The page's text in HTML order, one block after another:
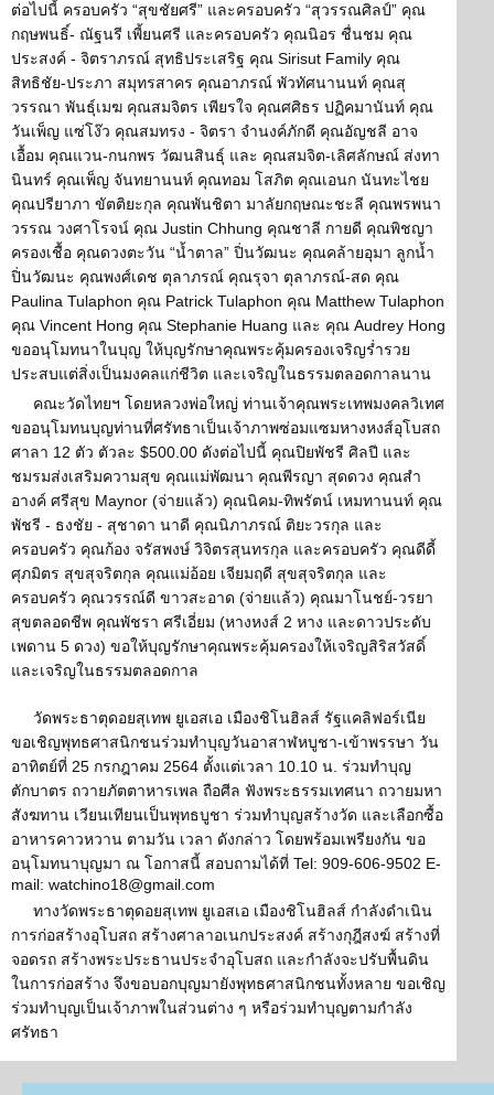
ต่อไปนี้ ครอบครัว “สุขชัยศรี” และครอบครัว “สุวรรณศิลป์” คุณ
กฤษพนธิ์- ณัฐนรี เพี้ยนศรี และครอบครัว คุณนิอร ชื่นชม คุณ
ประสงค์ - จิตราภรณ์ สุทธิประเสริฐ คุณ Sirisut Family คุณ
สิทธิชัย-ประภา สมุทรสาคร คุณอาภรณ์ พัวทัศนานนท์ คุณสุ
วรรณา พันธุ์เมฆ คุณสมจิตร เพียรใจ คุณศศิธร ปฏิคมานันท์ คุณ
วันเพ็ญ แซ่โง๊ว คุณสมทรง - จิตรา จำนงค์ภักดี คุณอัญชลี อาจ
เอื้อม คุณแวน-กนกพร วัฒนสินธุ์ และ คุณสมจิต-เลิศลักษณ์ ส่งทา
นินทร์ คุณเพ็ญ จันทยานนท์ คุณทอม โสภิต คุณเอนก นันทะไชย
คุณปรียาภา ขัตติยะกุล คุณพันชิตา มาลัยกฤษณะชะลี คุณพรพนา
วรรณ วงศาโรจน์ คุณ Justin Chhung คุณชาลี กายดี คุณพิชญา
ครองเชื้อ คุณดวงตะวัน “น้ำตาล” ปิ่นวัฒนะ คุณคล้ายอุมา ลูกน้ำ
ปิ่นวัฒนะ คุณพงศ์เดช ตุลาภรณ์ คุณรุจา ตุลาภรณ์-สด คุณ
Paulina Tulaphon คุณ Patrick Tulaphon คุณ Matthew Tulaphon
คุณ Vincent Hong คุณ Stephanie Huang และ คุณ Audrey Hong
ขออนุโมทนาในบุญ ให้บุญรักษาคุณพระคุ้มครองเจริญร่ำรวย
ประสบแต่สิ่งเป็นมงคลแก่ชีวิต และเจริญในธรรมตลอดกาลนาน
คณะวัดไทยฯ โดยหลวงพ่อใหญ่ ท่านเจ้าคุณพระเทพมงคลวิเทศ
ขออนุโมทนบุญท่านที่ศรัทธาเป็นเจ้าภาพซ่อมแซมหางหงส์อุโบสถ
ศาลา 12 ตัว ตัวละ $500.00 ดังต่อไปนี้ คุณปิยพัชรี ศิลปี และ
ชมรมส่งเสริมความสุข คุณแม่พัฒนา คุณพีรญา สุดดวง คุณสำ
อางค์ ศรีสุข Maynor (จ่ายแล้ว) คุณนิคม-ทิพรัตน์ เหมทานนท์ คุณ
พัชรี - ธงชัย - สุชาดา นาดี คุณนิภาภรณ์ ติยะวรกุล และ
ครอบครัว คุณก้อง จรัสพงษ์ วิจิตรสุนทรกุล และครอบครัว คุณดีดี้
ศุภมิตร สุขสุจริตกุล คุณแม่อ้อย เจียมฤดี สุขสุจริตกุล และ
ครอบครัว คุณวรรณ์ดี ขาวสะอาด (จ่ายแล้ว) คุณมาโนชย์-วรยา
สุขตลอดชีพ คุณพัชรา ศรีเอี่ยม (หางหงส์ 2 หาง และดาวประดับ
เพดาน 5 ดวง) ขอให้บุญรักษาคุณพระคุ้มครองให้เจริญสิริสวัสดิ์
และเจริญในธรรมตลอดกาล
วัดพระธาตุดอยสุเทพ ยูเอสเอ เมืองชิโนฮิลส์ รัฐแคลิฟอร์เนีย
ขอเชิญพุทธศาสนิกชนร่วมทำบุญวันอาสาฬหบูชา-เข้าพรรษา วัน
อาทิตย์ที่ 25 กรกฎาคม 2564 ตั้งแต่เวลา 10.10 น. ร่วมทำบุญ
ตักบาตร ถวายภัตตาหารเพล ถือศีล ฟังพระธรรมเทศนา ถวายมหา
สังฆทาน เวียนเทียนเป็นพุทธบูชา ร่วมทำบุญสร้างวัด และเลือกซื้อ
อาหารคาวหวาน ตามวัน เวลา ดังกล่าว โดยพร้อมเพรียงกัน ขอ
อนุโมทนาบุญมา ณ โอกาสนี้ สอบถามได้ที่ Tel: 909-606-9502 E-
mail: watchino18@gmail.com
ทางวัดพระธาตุดอยสุเทพ ยูเอสเอ เมืองชิโนฮิลส์ กำลังดำเนิน
การก่อสร้างอุโบสถ สร้างศาลาอเนกประสงค์ สร้างกุฎีสงฆ์ สร้างที่
จอดรถ สร้างพระประธานประจำอุโบสถ และกำลังจะปรับพื้นดิน
ในการก่อสร้าง จึงขอบอกบุญมายังพุทธศาสนิกชนทั้งหลาย ขอเชิญ
ร่วมทำบุญเป็นเจ้าภาพในส่วนต่าง ๆ หรือร่วมทำบุญตามกำลัง
ศรัทธา